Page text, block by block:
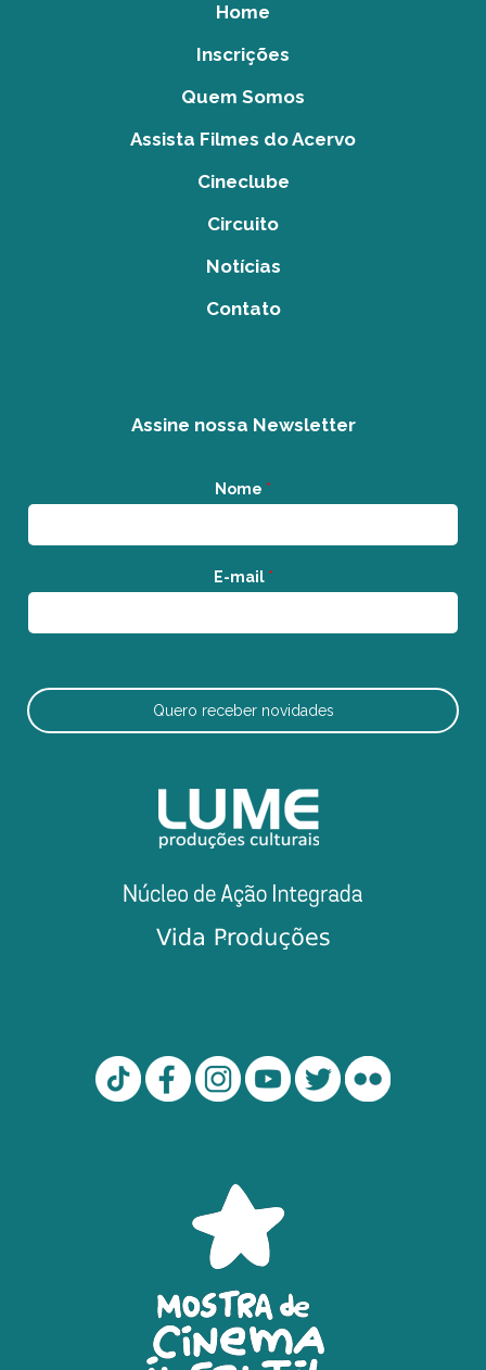
Home
Inscrições
Quem Somos
Assista Filmes do Acervo
Cineclube
Circuito
Notícias
Contato
Assine nossa Newsletter
Nome *
E-mail *
Quero receber novidades